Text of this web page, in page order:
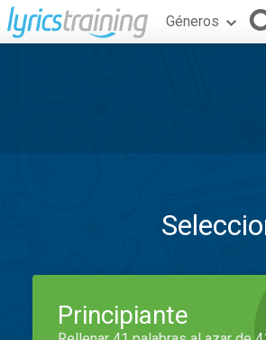
Géneros
Principiante